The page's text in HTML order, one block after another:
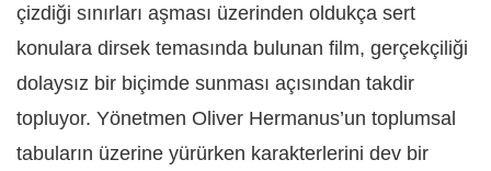
çizdiği sınırları aşması üzerinden oldukça sert
konulara dirsek temasında bulunan film, gerçekçiliği
dolaysız bir biçimde sunması açısından takdir
topluyor. Yönetmen Oliver Hermanus’un toplumsal
tabuların üzerine yürürken karakterlerini dev bir